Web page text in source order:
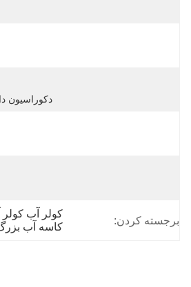
دکوراسیون
برجسته کردن:
کولر آب کولر
کاسه آب